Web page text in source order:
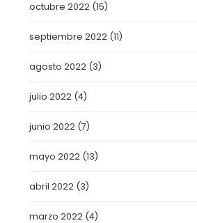
octubre 2022 (15)
septiembre 2022 (11)
agosto 2022 (3)
julio 2022 (4)
junio 2022 (7)
mayo 2022 (13)
abril 2022 (3)
marzo 2022 (4)